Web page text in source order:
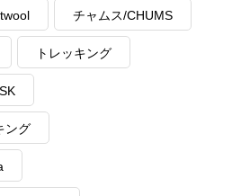
チャムス/CHUMS
トレッキング
ング